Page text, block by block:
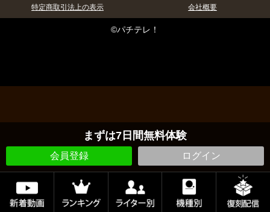
まずは7日間無料体験
会員登録 ログイン
特定商取引法上の表示 会社概要
©パチテレ！